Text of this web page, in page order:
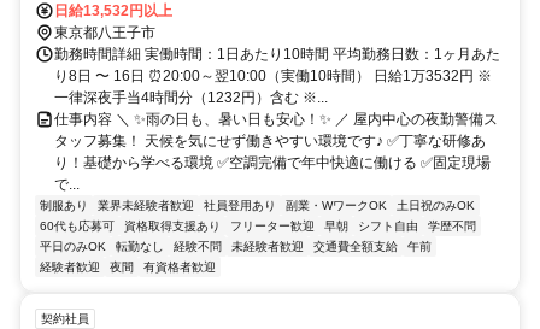
日給13,532円以上
東京都八王子市
勤務時間詳細 実働時間：1日あたり10時間 平均勤務日数：1ヶ月あた
り8日 〜 16日 ⏰20:00～翌10:00（実働10時間） 日給1万3532円 ※
一律深夜手当4時間分（1232円）含む ※...
仕事内容 ＼ ✨雨の日も、暑い日も安心！✨ ／ 屋内中心の夜勤警備ス
タッフ募集！ 天候を気にせず働きやすい環境です♪ ✅丁寧な研修あ
り！基礎から学べる環境 ✅空調完備で年中快適に働ける ✅固定現場
で...
制服あり 業界未経験者歓迎 社員登用あり 副業・WワークOK
土日祝のみOK
60代も応募可
資格取得支援あり フリーター歓迎 早朝 シフト自由
学歴不問
平日のみOK
転勤なし 経験不問 未経験者歓迎 交通費全額支給
午前
経験者歓迎
夜間 有資格者歓迎
契約社員